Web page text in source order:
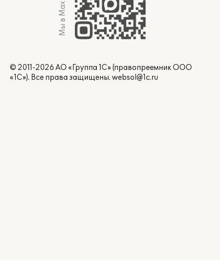
Мы в Max
© 2011-2026 АО «Группа 1С» (правопреемник ООО
«1С»). Все права защищены. websol@1c.ru